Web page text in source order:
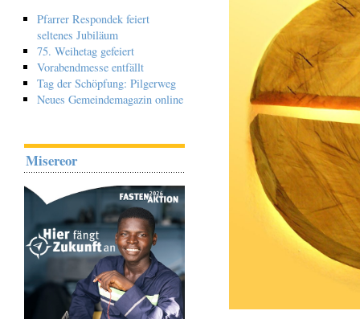
Pfarrer Respondek feiert
seltenes Jubiläum
75. Weihetag gefeiert
Vorabendmesse entfällt
Tag der Schöpfung: Pilgerweg
Neues Gemeindemagazin online
Misereor